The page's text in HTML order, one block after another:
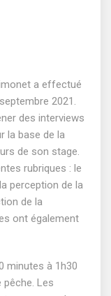
a effectué
2021.
des interviews
la base de la
de son stage.
rubriques : le
perception de la
de la
ont également
minutes à 1h30
Les